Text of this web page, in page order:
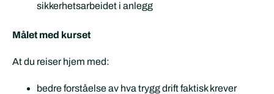
sikkerhetsarbeidet i anlegg
Målet med kurset
At du reiser hjem med:
bedre forståelse av hva trygg drift faktisk krever